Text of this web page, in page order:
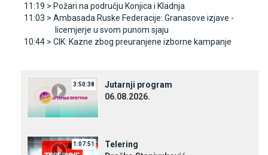
11:19 > Požari na području Konjica i Kladnja
11:03 > Ambasada Ruske Federacije: Granasove izjave -
licemjerje u svom punom sjaju
10:44 > CIK: Kazne zbog preuranjene izborne kampanje
3:50:38
Јutarnji program
06.08.2026.
1:07:51
Telering